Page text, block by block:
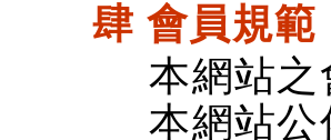
肆 會員規範
本網站
本網站